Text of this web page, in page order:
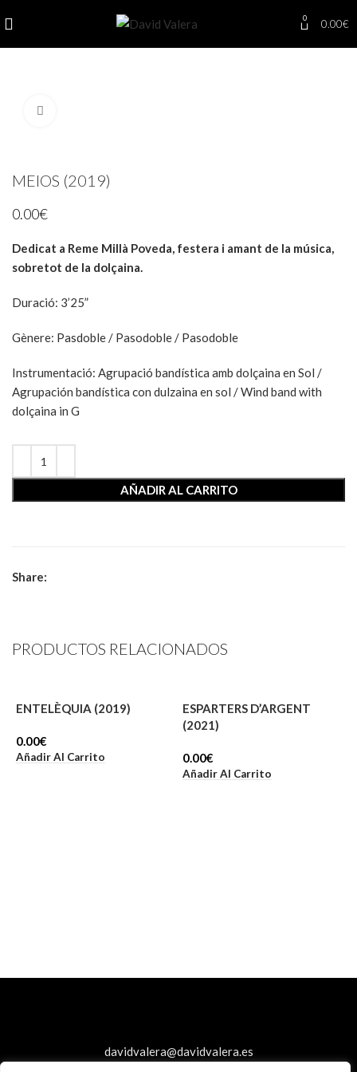
0 0.00€
MEIOS (2019)
0.00€
Dedicat a Reme Millà Poveda, festera i amant de la música,
sobretot de la dolçaina.
Duració: 3’25”
Gènere: Pasdoble / Pasodoble / Pasodoble
Instrumentació: Agrupació bandística amb dolçaina en Sol /
Agrupación bandística con dulzaina en sol / Wind band with
dolçaina in G
AÑADIR AL CARRITO
Share:
PRODUCTOS RELACIONADOS
ENTELÈQUIA (2019)
0.00€
Añadir Al Carrito
ESPARTERS D’ARGENT
(2021)
0.00€
Añadir Al Carrito
davidvalera@davidvalera.es